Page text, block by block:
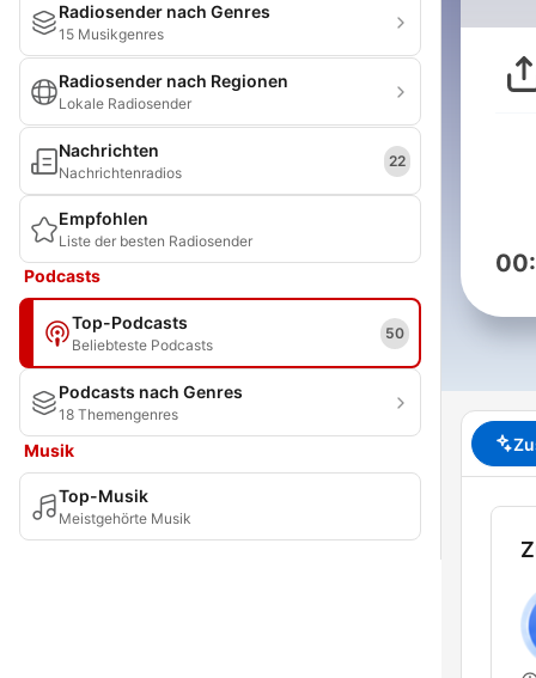
Radiosender nach Genres
15 Musikgenres
Radiosender nach Regionen
Lokale Radiosender
Nachrichten
Nachrichtenradios
22
Empfohlen
Liste der besten Radiosender
Podcasts
Top-Podcasts
Beliebteste Podcasts
50
Podcasts nach Genres
18 Themengenres
Musik
Top-Musik
Meistgehörte Musik